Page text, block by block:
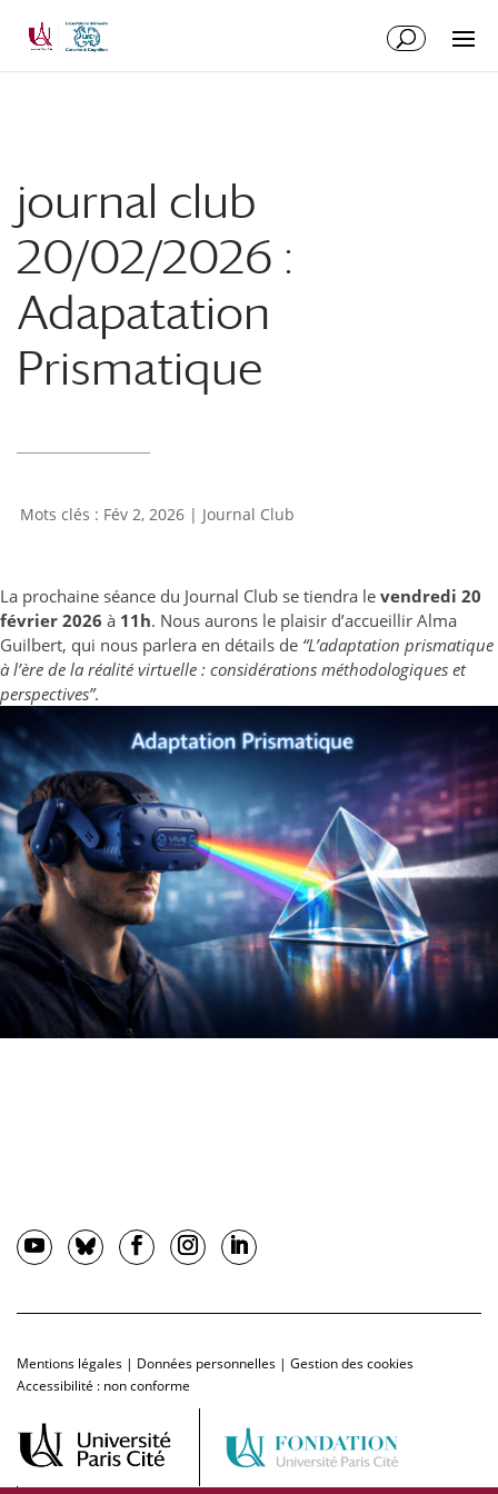
journal club
20/02/2026 :
Adapatation
Prismatique
Fév 2, 2026 | Journal Club
La prochaine séance du Journal Club se tiendra le vendredi 20
février 2026 à 11h. Nous aurons le plaisir d’accueillir Alma
Guilbert, qui nous parlera en détails de “L’adaptation prismatique
à l’ère de la réalité virtuelle : considérations méthodologiques et
perspectives”.
Mentions légales | Données personnelles | Gestion des cookies
Accessibilité : non conforme